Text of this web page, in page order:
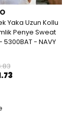
Yaka Uzun Kollu
Penye Sweat
5300BAT - NAVY